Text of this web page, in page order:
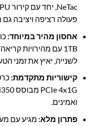
פעולה רציפה ויציבה
אחסון מהיר במיוחד:
לשנייה, יאיץ את זמני
קישוריות מתקדמת:
ואמינים.
פתרון מלא: